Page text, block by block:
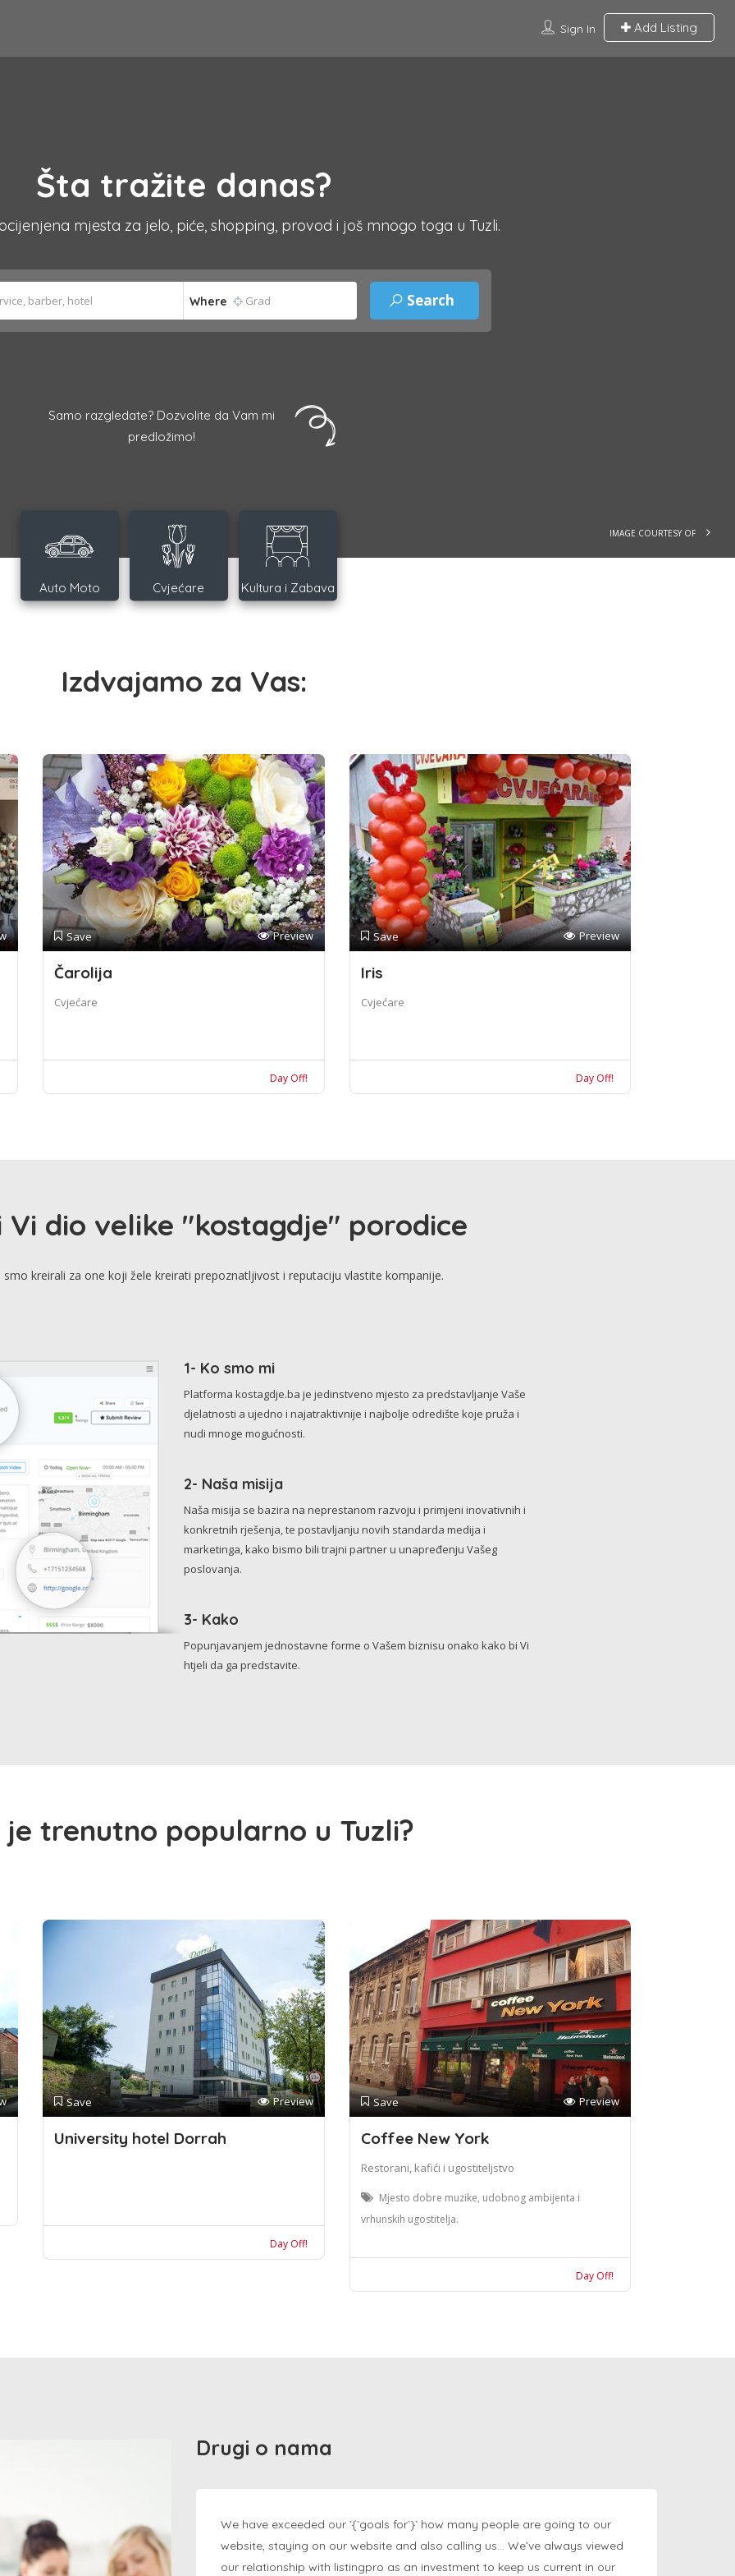
Sign In Add Listing
IMAGE COURTESY OF
Šta tražite danas?
mjesta za jelo, piće, shopping, provod i još mnogo toga u Tuzli.
Where
Samo razgledate? Dozvolite da Vam mi
predložimo!
Auto Moto Cvjećare Kultura i Zabava
Izdvajamo za Vas:
Save Preview
Čarolija
Cvjećare
Day Off!
Save Preview
Iris
Cvjećare
Day Off!
Vi dio velike "kostagdje" porodice
kreirali za one koji žele kreirati prepoznatljivost i reputaciju vlastite kompanije.
1- Ko smo mi
Platforma kostagdje.ba je jedinstveno mjesto za predstavljanje Vaše
djelatnosti a ujedno i najatraktivnije i najbolje odredište koje pruža i
nudi mnoge mogućnosti.
2- Naša misija
Naša misija se bazira na neprestanom razvoju i primjeni inovativnih i
konkretnih rješenja, te postavljanju novih standarda medija i
marketinga, kako bismo bili trajni partner u unapređenju Vašeg
poslovanja.
3- Kako
Popunjavanjem jednostavne forme o Vašem biznisu onako kako bi Vi
htjeli da ga predstavite.
je trenutno popularno u Tuzli?
Save Preview
University hotel Dorrah
Day Off!
Save Preview
Coffee New York
Restorani, kafići i ugostiteljstvo
Mjesto dobre muzike, udobnog ambijenta i
vrhunskih ugostitelja.
Day Off!
Drugi o nama
We have exceeded our `{`goals for`}` how many people are going to our
website, staying on our website and also calling us… We’ve always viewed
our relationship with listingpro as an investment to keep us current in our